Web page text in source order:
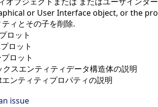
or User Interface object, or the
ィとその子を削除.
ロット
ロット
ロット
スエンティティデータ構造体の説明
ンティティプロパティの説明
issue